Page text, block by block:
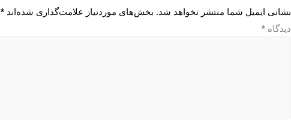
نشانی ایمیل شما منتشر نخواهد شد. بخش‌های موردنیاز علامت‌گذاری شده‌اند*
دیدگاه*